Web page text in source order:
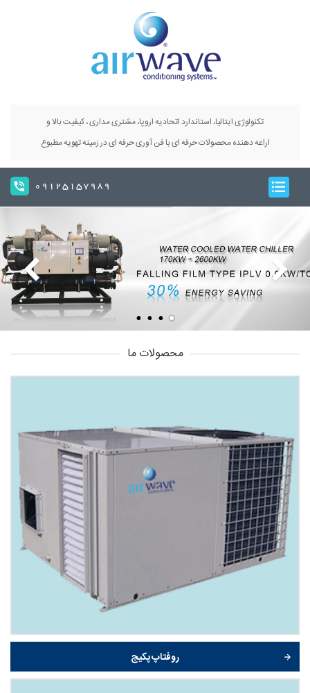
تکنولوژی ایتالیا، استاندارد اتحادیه اروپا، مشتری مداری ، کیفیت بالا و
اراعه دهنده محصولات حرفه ای با فن آوری حرفه ای در زمینه تهویه مطبوع
09125157989
محصولات ما
روفتاپ پکیج